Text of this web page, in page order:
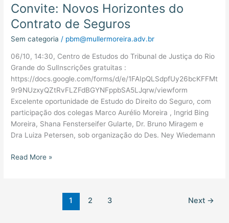
Convite: Novos Horizontes do
Contrato de Seguros
Sem categoria / pbm@mullermoreira.adv.br
06/10, 14:30, Centro de Estudos do Tribunal de Justiça do Rio
Grande do SulInscrições gratuitas :
https://docs.google.com/forms/d/e/1FAIpQLSdpfUy26bcKFFMt
9r9NUzxyQZtRvFLZFdBGYNFppbSA5LJqrw/viewform
Excelente oportunidade de Estudo do Direito do Seguro, com
participação dos colegas Marco Aurélio Moreira , Ingrid Bing
Moreira, Shana Fensterseifer Gularte, Dr. Bruno Miragem e
Dra Luiza Petersen, sob organização do Des. Ney Wiedemann
Read More »
1 2 3 Next →